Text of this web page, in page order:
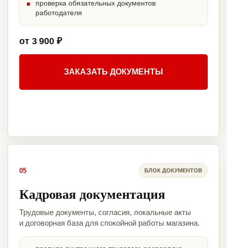
проверка обязательных документов
работодателя
от 3 900 ₽
ЗАКАЗАТЬ ДОКУМЕНТЫ
05 БЛОК ДОКУМЕНТОВ
Кадровая документация
Трудовые документы, согласия, локальные акты
и договорная база для спокойной работы магазина.